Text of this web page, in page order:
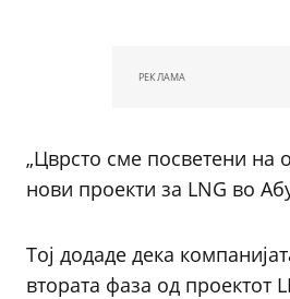
РЕКЛАМА
„Цврсто сме посветени на
нови проекти за LNG во
Тој додаде дека
втората фаза од проектот